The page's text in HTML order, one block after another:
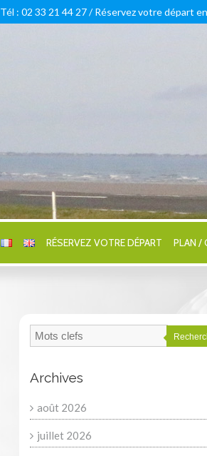
Tél : 02 33 21 44 27 /Réservez votre départ
RÉSERVEZ VOTRE DÉPART PLAN /
Archives
août 2026
juillet 2026